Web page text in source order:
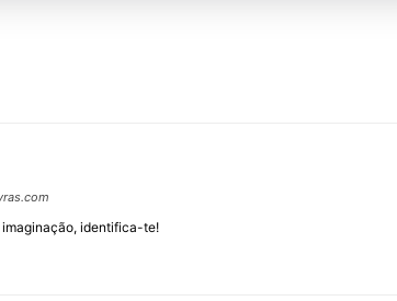
imaginação, identifica-te!